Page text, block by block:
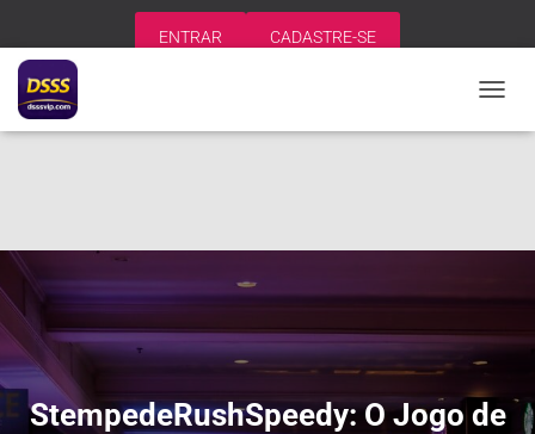
ENTRAR CADASTRE-SE
L
V
A
Ç
StempedeRushSpeedy: O Jogo de